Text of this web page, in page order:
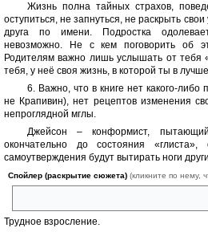
Жизнь полна тайных страхов,
оступиться, не запнуться, не раскрыть
друга по имени. Подростка
невозможно. Не с кем поговорить об
Родителям важно лишь услышать от тебя
тебя, у неё своя жизнь, в которой ты в
6. Важно, что в книге нет какого-либо
не Крапивин), нет рецептов изменения
непроглядной мглы.
Джейсон – конформист,
окончательно до состояния
самоутверждения будут вытирать ноги
Спойлер (раскрытие сюжета) (кликните по нему,
Трудное взросление.